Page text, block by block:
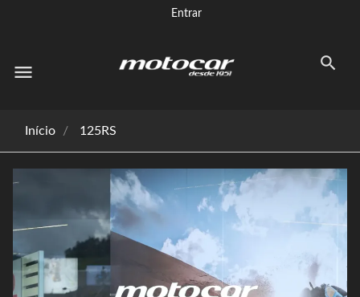
Entrar
menu
Início 125RS